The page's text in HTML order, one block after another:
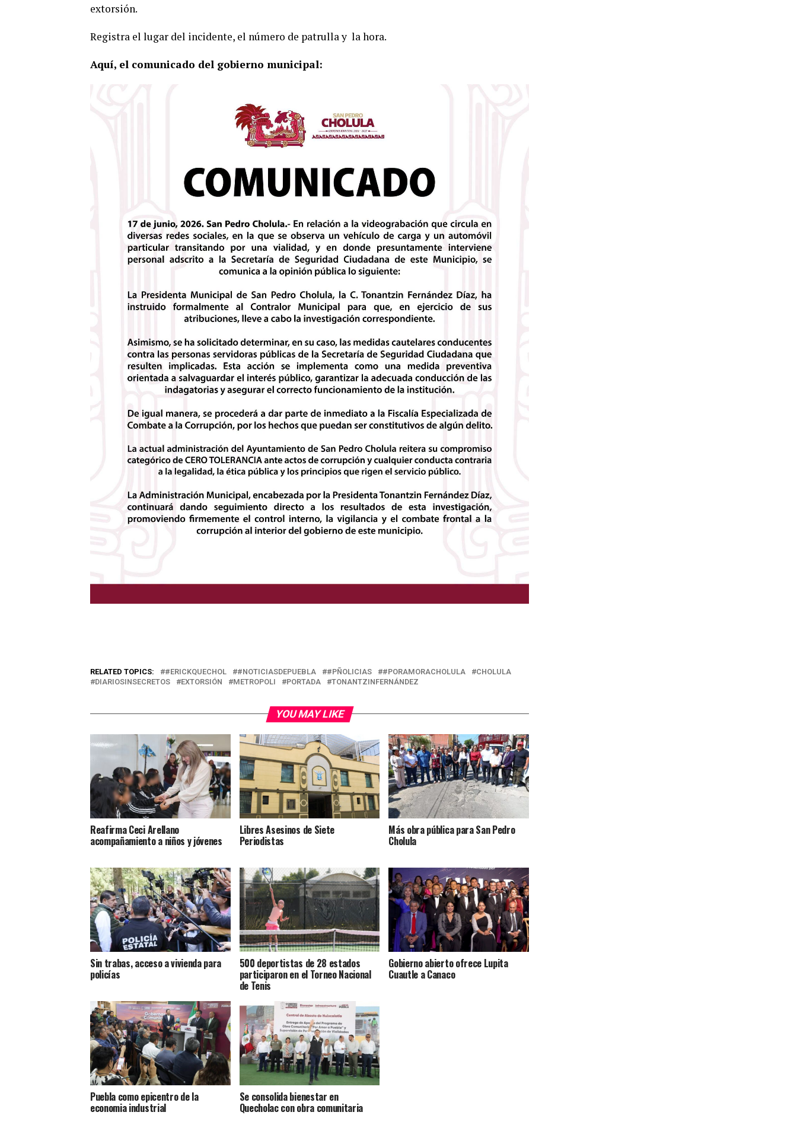
extorsión.
Registra el lugar del incidente, el número de patrulla y la hora.
Aquí, el comunicado del gobierno municipal:
RELATED TOPICS: #ERICKQUECHOL #NOTICIASDEPUEBLA #PÑOLICIAS #PORAMORACHOLULA
CHOLULA
DIARIOSINSECRETOS
EXTORSIÓN METROPOLI PORTADA TONANTZINFERNÁNDEZ
YOU MAY LIKE
Reafirma Ceci Arellano
acompañamiento a niños y jóvenes
Libres Asesinos de Siete
Periodistas
Más obra pública para San Pedro
Cholula
Sin trabas, acceso a vivienda para
policías
500 deportistas de 28 estados
participaron en el Torneo Nacional
de Tenis
Gobierno abierto ofrece Lupita
Cuautle a Canaco
Puebla como epicentro de la
economia industrial
Se consolida bienestar en
Quecholac con obra comunitaria